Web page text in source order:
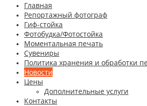
Главная
Репортажный фотограф
Гиф-стойка
Фотобудка/Фотостойка
Моментальная печать
Сувениры
Политика хранения и обработки
Новости
Цены
Дополнительные услуги
Контакты